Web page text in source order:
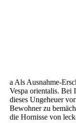
a Als Ausnahme-
Vespa orientalis. Bei
dieses Ungeheuer
Bewohner zu
die Hornisse von